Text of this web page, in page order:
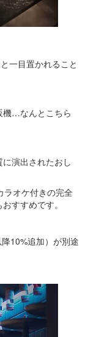
一目置かれること
機…なんとこちら
演出されたおし
ラオケ付きの完全
すすめです。
10%追加）が別途